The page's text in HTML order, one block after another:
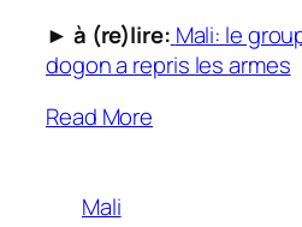
► à (re)lire: Mali: le
dogon a repris les armes
Read More
Mali